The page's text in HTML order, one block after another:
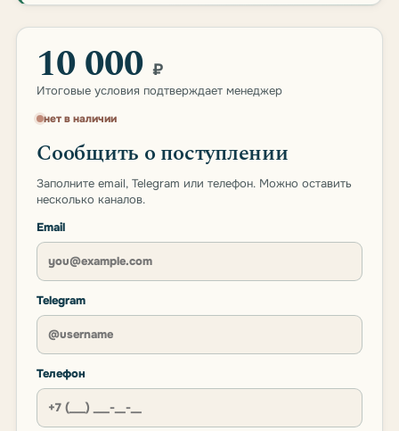
10 000 ₽
Итоговые условия подтверждает менеджер
нет в наличии
Сообщить о поступлении
Заполните email, Telegram или телефон. Можно оставить
несколько каналов.
Email
Telegram
Телефон